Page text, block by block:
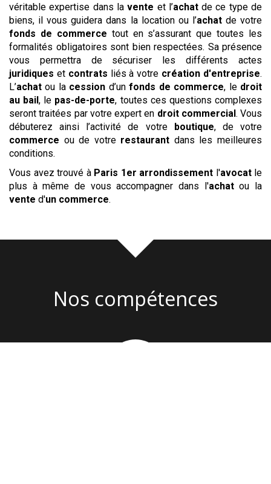
véritable expertise dans lavente et l’achatde ce type de
biens, il vous guidera dans la location ou l’achatde votre
fonds de commerce tout en s’assurant que toutes les
formalités obligatoires sont bien respectées. Sa présence
vous permettra de sécuriser les différents actes
juridiques et contrats liés à votre création d'entreprise.
L’achat ou la cession d’unfonds de commerce, le droit
au bail, le pas-de-porte, toutes ces questions complexes
seront traitées par votre expert en droit commercial. Vous
débuterez ainsi l’activité de votre boutique, de votre
commerce ou de votre restaurant dans les meilleures
conditions.
Vous avez trouvé à Paris 1er arrondissement l'avocatle
plus à même de vous accompagner dans l'achatou la
vente d'un commerce.
Nos compétences